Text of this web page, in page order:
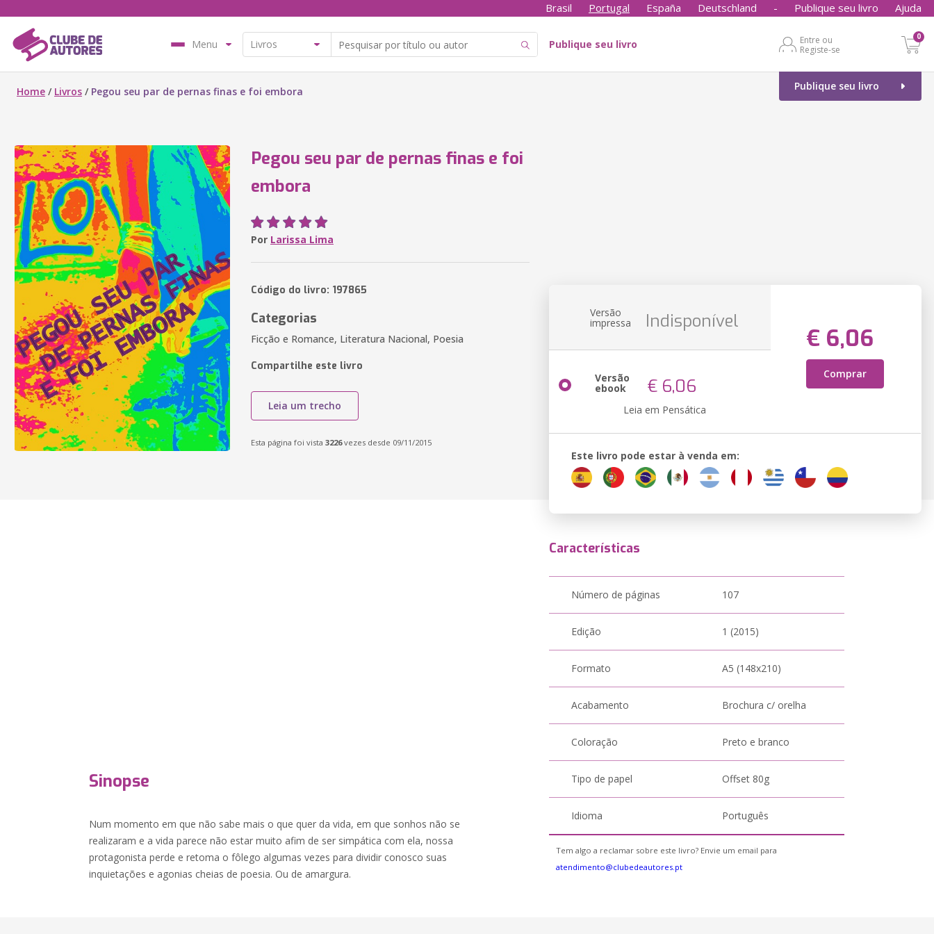
Brasil Portugal España Deutschland - Publique seu livro Ajuda
Menu Publique seu livro
Entre ou
Registe-se
0
Publique seu livro
Home / Livros / Pegou seu par de pernas finas e foi embora
Pegou seu par de pernas finas e foi
embora
Por Larissa Lima
Código do livro: 197865
Categorias
Ficção e Romance, Literatura Nacional, Poesia
Compartilhe este livro
Leia um trecho
Esta página foi vista 3226vezes desde 09/11/2015
Versão
impressa Indisponível
€ 6,06
Comprar
Versão
ebook € 6,06
Leia em Pensática
Este livro pode estar à venda em:
Sinopse
Num momento em que não sabe mais o que quer da vida, em que sonhos não se
realizaram e a vida parece não estar muito afim de ser simpática com ela, nossa
protagonista perde e retoma o fôlego algumas vezes para dividir conosco suas
inquietações e agonias cheias de poesia. Ou de amargura.
Características
Número de páginas 107
Edição 1 (2015)
Formato A5 (148x210)
Acabamento Brochura c/ orelha
Coloração Preto e branco
Tipo de papel Offset 80g
Idioma Português
Tem algo a reclamar sobre este livro? Envie um email para
atendimento@clubedeautores.pt